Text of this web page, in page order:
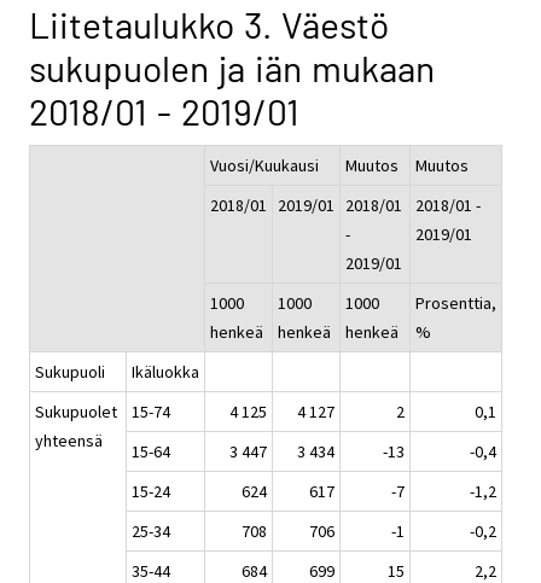
Liitetaulukko 3. Väestö
sukupuolen ja iän mukaan
2018/01 - 2019/01
Vuosi/Kuukausi Muutos
Muutos
2018/01
2019/01
2018/01
-
2019/01
2018/01 -
2019/01
1000
henkeä
1000
henkeä
1000
henkeä
Prosenttia,
%
Sukupuoli
Ikäluokka
Sukupuolet
yhteensä
15-74 4 125 4 127 2
0,1
15-64
3 447 3 434 -13
-0,4
15-24
624 617 -7
-1,2
25-34
708 706 -1
-0,2
35-44
684 699 15
2,2